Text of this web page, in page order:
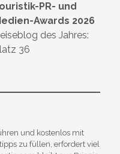
PR- und
Awards 2026
des Jahres:
36
und kostenlos mit
zu füllen, erfordert viel